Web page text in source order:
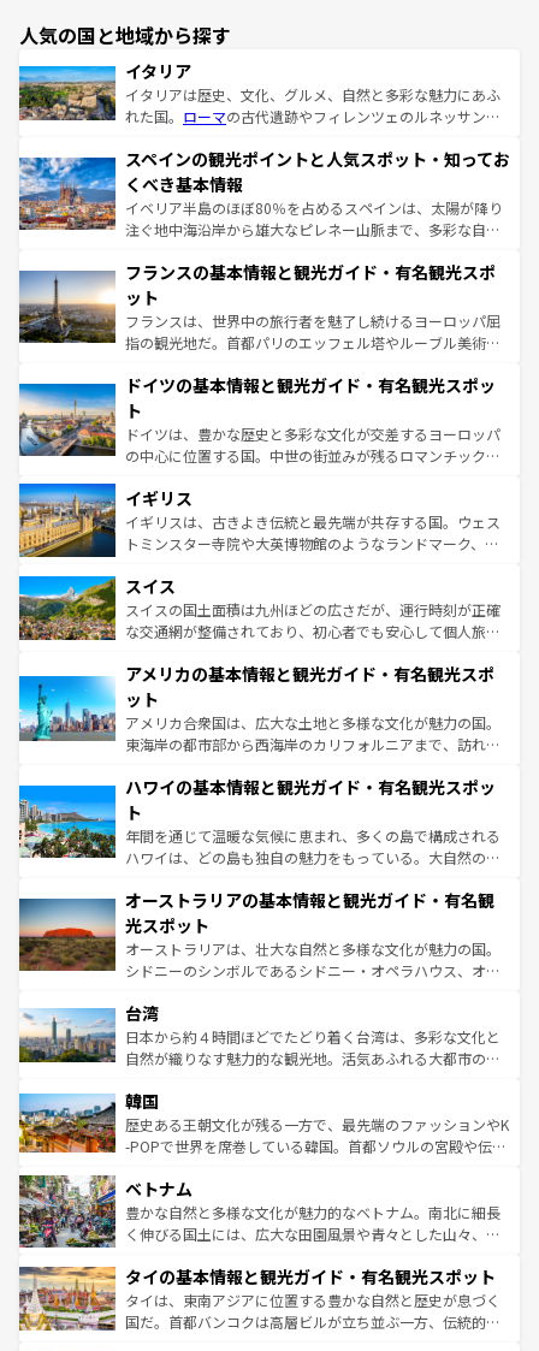
人気の国と地域から探す
イタリア
イタリアは歴史、文化、グルメ、自然と多彩な魅力にあふ
れた国。 ローマの古代遺跡やフィレンツェのルネッサンス
ろん、トスカーナの美しい田園風景やアマルフィ海岸の絶
景など、自然景観も見逃せない。観光の合間には、本場の
ピザやパスタなど、絶品のイタリア料理を堪能することも
できる。朝目覚めてから夜眠るまで、すべての瞬間を楽し
なお、新着のイタリア情報はコンテンツ一覧を参照してほ
しい。
スペインの観光ポイントと人気スポット・知ってお
くべき基本情報
イベリア半島のほぼ80％を占めるスペインは、太陽が降り
注ぐ地中海沿岸から雄大なピレネー山脈まで、多彩な自然
文化が根付くこの国では、情熱的なフラメンコ、熱気あふ
れる闘牛、そして美味しいタパスが生活の一部となってい
る。首都マドリードの洗練された雰囲気や、バルセロナの
アートに溢れた街角から、地方では古代ローマ遺跡や中世
せる。地方によって風土や気候が異なるスペインはその個
ンテンツ一覧 を参照してほしい。
フランスの基本情報と観光ガイド・有名観光スポ
ット
フランスは、世界中の旅行者を魅了し続けるヨーロッパ屈
指の観光地だ。首都パリのエッフェル塔やルーブル美術館
で、幅広い魅力が詰まっている。華麗な宮殿、歴史的な大
聖堂、美しいビーチ、そして豊かな自然が、訪れる者を心
から魅了する。また、フランスは美食の国としても知ら
れ、フランス料理はユネスコ無形文化遺産にも登録されて
香り高いラベンダー畑など、多彩な楽しみ方が可能だ。さ
らに、パリ以外の地域にも魅力が溢れており、どの街角に
も豊かな歴史と文化が息づいている。パリ以外の個性あふ
を参照してほしい。
ドイツの基本情報と観光ガイド・有名観光スポッ
ト
ドイツは、豊かな歴史と多彩な文化が交差するヨーロッパ
の中心に位置する国。中世の街並みが残るロマンチック街
顔を持つこの国は、どこを歩いても飽きることがない。ベ
ルリンの文化的活気、バイエルン州のアルプスの絶景、そ
してライン川沿いのワイン畑といった風景は必見。ビール
は、お酒好きな人にはぜひ体験してほしい。 なお、新着の
ドイツ情報はコンテンツ一覧を参照してほしい。
イギリス
イギリスは、古きよき伝統と最先端が共存する国。ウェス
トミンスター寺院や大英博物館のようなランドマーク、歴
リアごとに異なる魅力がある。また、優雅なアフタヌーン
ティー、ビール好きにはたまらない英国パブ、サッカー観
戦など、本場だからこそできる体験も豊富。イギリスを旅
ンツ一覧を参照してほしい。
スイス
スイスの国土面積は九州ほどの広さだが、運行時刻が正確
な交通網が整備されており、初心者でも安心して個人旅行
の建物がそのまま残る町や、スイスならではのユニークな
博物館もあり、アルプス観光だけでなく町歩きも満喫する
ことができる。国民の所得が高いため物価も高いが、旅行
者向けの交通パス提供のサービスもあり、うまく活用すれ
着のスイス情報はコンテンツ一覧を参照してほしい。
アメリカの基本情報と観光ガイド・有名観光スポ
ット
アメリカ合衆国は、広大な土地と多様な文化が魅力の国。
東海岸の都市部から西海岸のカリフォルニアまで、訪れる
のような巨大都市は、観光、ショッピング、エンターテイ
ンメントが詰まった刺激的なスポットだ。一方、アメリカ
西部には大自然が広がり、グランドキャニオンやイエロー
ストーン国立公園といった絶景が堪能できる。さらに、南
文化が魅力。旅行者はアメリカの各地域で異なる魅力を楽
しみながら、その多様性と豊かな歴史を感じることができ
るだろう。車でのロードトリップや列車の旅も、アメリカ
ならではの贅沢な旅のスタイルだ。 なお、新着のアメリカ
情報は コンテンツ一覧 を参照してほしい。
ハワイの基本情報と観光ガイド・有名観光スポッ
ト
年間を通じて温暖な気候に恵まれ、多くの島で構成される
ハワイは、どの島も独自の魅力をもっている。大自然の神
ワイ島は見逃せない。また、定番の観光地といえばオアフ
島だが、静かな自然を求めるならマウイ島やカウアイ島が
おすすめ。エメラルドグリーンに輝く海をはじめ、豊かな
文化や歴史が息づいている。「アロハスピリット」と呼ば
人々、おいしいローカルフードやハワイアンミュージッ
ク、伝統的なフラダンスなど、すべてがハワイの魅力を彩
っている。訪れるたびに新しい発見と感動が待っているハ
はコンテンツ一覧
オーストラリアの基本情報と観光ガイド・有名観
光スポット
オーストラリアは、壮大な自然と多様な文化が魅力の国。
シドニーのシンボルであるシドニー・オペラハウス、オー
リアリーフや大陸中央部にそびえるウルル（エアーズロッ
ク）、タスマニアの美しい原生林やケアンズの熱帯雨林な
ど、見どころがたくさん。また、カフェやワイン、オージ
いる。アクティビティも充実しており、サーフィンやダイ
ビング、ハイキングなど、アウトドア好きにはたまらな
い。オーストラリアの多彩な魅力を存分に味わいつくそ
参照してほしい。
台湾
日本から約４時間ほどでたどり着く台湾は、多彩な文化と
自然が織りなす魅力的な観光地。活気あふれる大都市の台
ン）、静ひつな山岳地帯である台湾東部など、都市の喧騒
と山間の静けさが共存しており、訪れる人に新しい発見と
驚きをもたらしてくれる。また、奥深い台湾の食文化も魅
容にもいいと評判のスイーツなど、バラエティ豊かな料理
が味わえる。 なお、新着の台湾情報は コンテンツ一覧を参
照してほしい。
韓国
歴史ある王朝文化が残る一方で、最先端のファッションやK
-POPで世界を席巻している韓国。首都ソウルの宮殿や伝統
き、地方に足を延ばせば四季折々の自然美を楽しむことが
できる。そして、キムチや焼肉、絶品のストリートフード
まで、さまざまな韓国料理が待っている。夜には、韓国な
リティに包まれながら、韓国の多彩な魅力を心ゆくまで味
わってみてほしい。 なお、新着の韓国情報はコンテンツ一
覧を参照してほしい。
ベトナム
豊かな自然と多様な文化が魅力的なベトナム。南北に細長
く伸びる国土には、広大な田園風景や青々とした山々、世
急速な発展と共に伝統が息づく。ハノイの古い町並みやホ
ーチミン市のフランス統治時代の建物も、独特の雰囲気を
醸し出している。また、バラエティの豊かさとおいしさで
タイの基本情報と観光ガイド・有名観光スポット
タイは、東南アジアに位置する豊かな自然と歴史が息づく
国だ。首都バンコクは高層ビルが立ち並ぶ一方、伝統的な